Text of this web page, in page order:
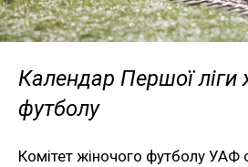
Календар Першої ліги
футболу
Комітет жіночого футболу